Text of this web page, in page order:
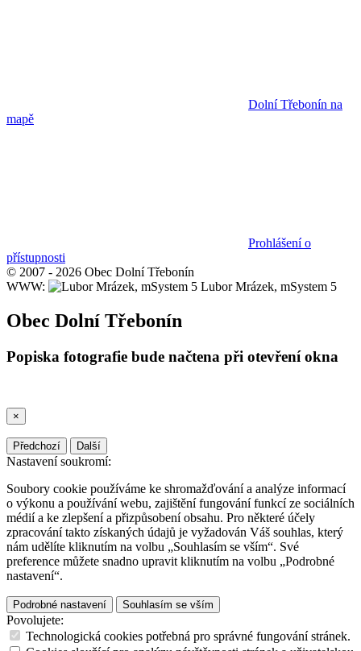
Dolní Třebonín na
mapě
Prohlášení o
přístupnosti
© 2007 - 2026 Obec Dolní Třebonín
WWW:
Lubor Mrázek, mSystem 5
Obec Dolní Třebonín
Popiska fotografie bude načtena při otevření okna
×
Předchozí Další
Nastavení soukromí:
Soubory cookie používáme ke shromažďování a analýze informací
o výkonu a používání webu, zajištění fungování funkcí ze sociálních
médií a ke zlepšení a přizpůsobení obsahu. Pro některé účely
zpracování takto získaných údajů je vyžadován Váš souhlas, který
nám udělíte kliknutím na volbu „Souhlasím se vším“. Své
preference můžete snadno upravit kliknutím na volbu „Podrobné
nastavení“.
Podrobné nastavení Souhlasím se vším
Povolujete:
Technologická cookies potřebná pro správné fungování stránek.